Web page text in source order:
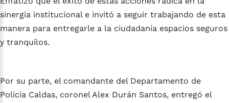
sinergia institucional e invitó a seguir trabajando de esta
manera para entregarle a la ciudadanía espacios seguros
y tranquilos.
Por su parte, el comandante del Departamento de
Policía Caldas, coronel Alex Durán Santos, entregó el